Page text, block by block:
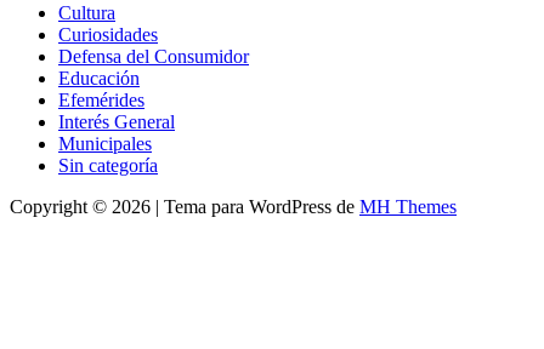
Cultura
Curiosidades
Defensa del Consumidor
Educación
Efemérides
Interés General
Municipales
Sin categoría
Copyright © 2026 | Tema para WordPress de MH Themes